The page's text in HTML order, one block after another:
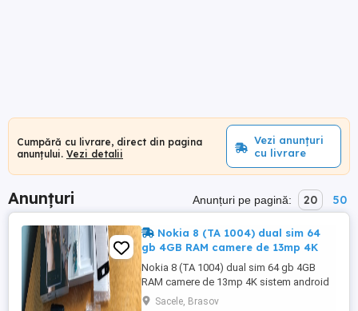
Cumpără cu livrare, direct din pagina
anunțului. Vezi detalii
Vezi anunțuri
cu livrare
Anunțuri Anunțuri pe pagină: 20 50
Nokia 8 (TA 1004) dual sim 64
gb 4GB RAM camere de 13mp 4K
Nokia 8 (TA 1004) dual sim 64 gb 4GB
RAM camere de 13mp 4K sistem android
9 bateria umflata care a fost scos din
Sacele, Brasov